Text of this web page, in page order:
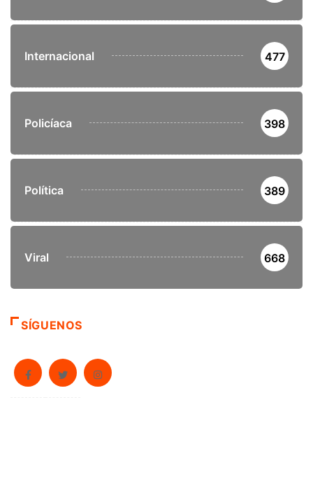
Internacional 477
Policíaca 398
Política 389
Viral 668
SÍGUENOS